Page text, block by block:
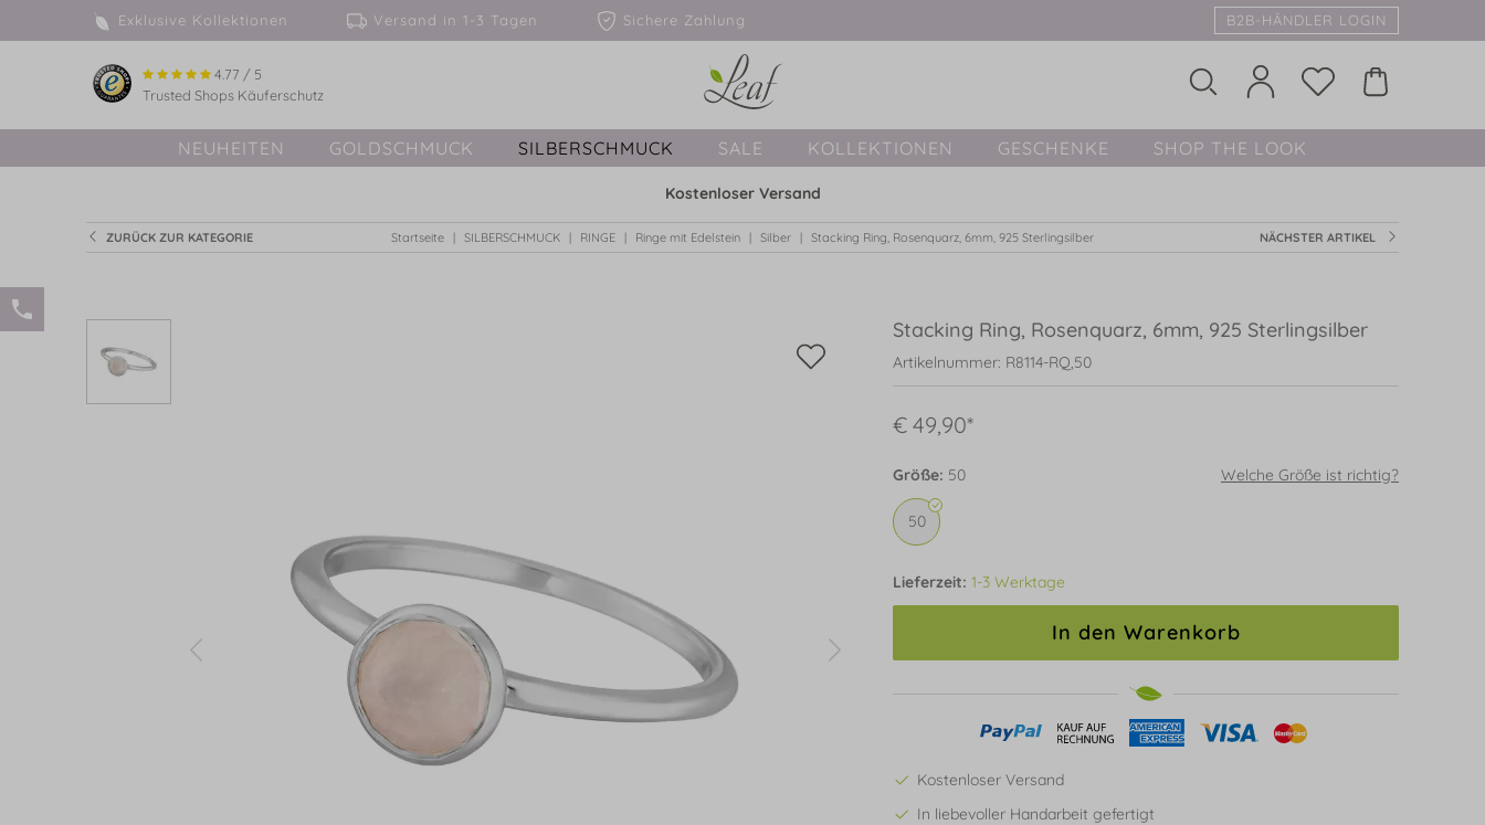
Exklusive Kollektionen Versand in 1-3 Tagen Sichere Zahlung B2B-HÄNDLER LOGIN
4.77 / 5
Trusted Shops Käuferschutz
NEUHEITEN GOLDSCHMUCK SILBERSCHMUCK SALE KOLLEKTIONEN GESCHENKE SHOP THE LOOK
Kostenloser Versand
ZURÜCK ZUR KATEGORIE Startseite SILBERSCHMUCK RINGE Ringe mit Edelstein Silber Stacking Ring, Rosenquarz, 6mm, 925 Sterlingsilber NÄCHSTER ARTIKEL
Stacking Ring, Rosenquarz, 6mm, 925 Sterlingsilber
Artikelnummer: R8114-RQ,50
€ 49,90*
Größe: 50 Welche Größe ist richtig?
50
Lieferzeit: 1-3 Werktage
In den Warenkorb
Kostenloser Versand
In liebevoller Handarbeit gefertigt